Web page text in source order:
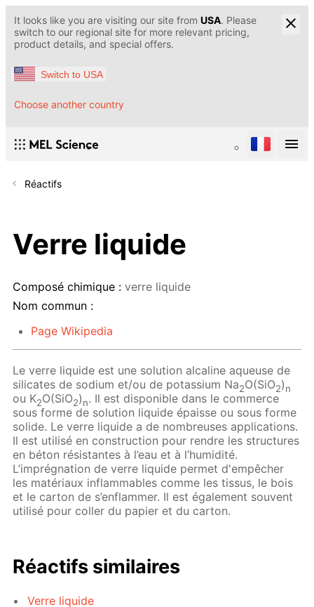
It looks like you are visiting our site from USA. Please
switch to our regional site for more relevant pricing,
product details, and special offers.
Switch to USA
Choose another country
Réactifs
Verre liquide
Composé chimique : verre liquide
Nom commun :
Page Wikipedia
Le verre liquide est une solution alcaline aqueuse de
silicates de sodium et/ou de potassium Na2O(SiO2)n
ou K2O(SiO2)n. Il est disponible dans le commerce
sous forme de solution liquide épaisse ou sous forme
solide. Le verre liquide a de nombreuses applications.
Il est utilisé en construction pour rendre les structures
en béton résistantes à l’eau et à l’humidité.
L’imprégnation de verre liquide permet d'empêcher
les matériaux inflammables comme les tissus, le bois
et le carton de s’enflammer. Il est également souvent
utilisé pour coller du papier et du carton.
Réactifs similaires
Verre liquide